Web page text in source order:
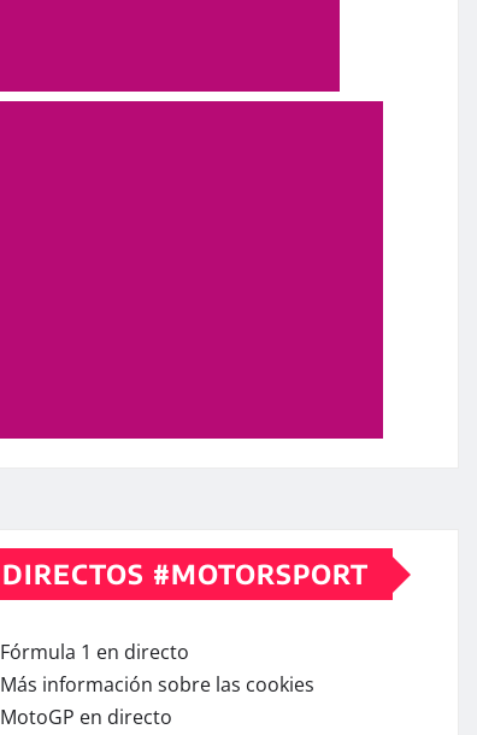
DIRECTOS #MOTORSPORT
Fórmula 1 en directo
Más información sobre las cookies
MotoGP en directo